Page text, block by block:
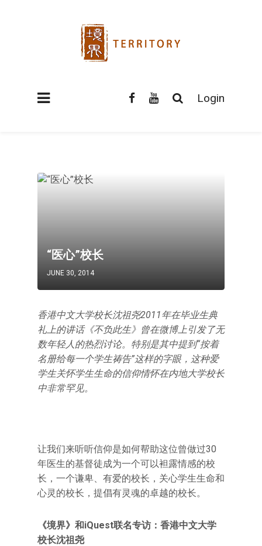
Login
“医心”校长
JUNE 30, 2014
香港中文大学校长沈祖尧2011年在毕业生典
礼上的讲话《不负此生》曾在微博上引发了无
数年轻人的热烈讨论。特别是其中提到“按着
名册给每一个学生祷告”这样的字眼，这种爱
学生关怀学生生命的信仰情怀在内地大学校长
中非常罕见。
让我们来听听信仰是如何帮助这位曾做过30
年医生的基督徒成为一个可以袒露情感的校
长，一个谦卑、有爱的校长，关心学生生命和
心灵的校长，提倡有灵魂的卓越的校长。
《境界》和iQuest联名专访：香港中文大学
校长沈祖尧